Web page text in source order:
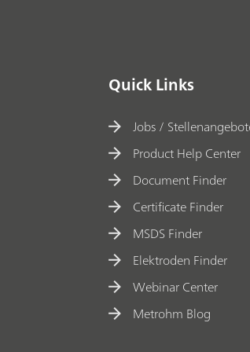
Quick Links
Jobs /
Product Help Center
Document Finder
Certificate Finder
MSDS Finder
Elektroden Finder
Webinar Center
Metrohm Blog